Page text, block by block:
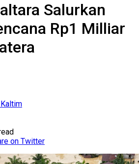
Salurkan
Rp1 Milliar
on Twitter